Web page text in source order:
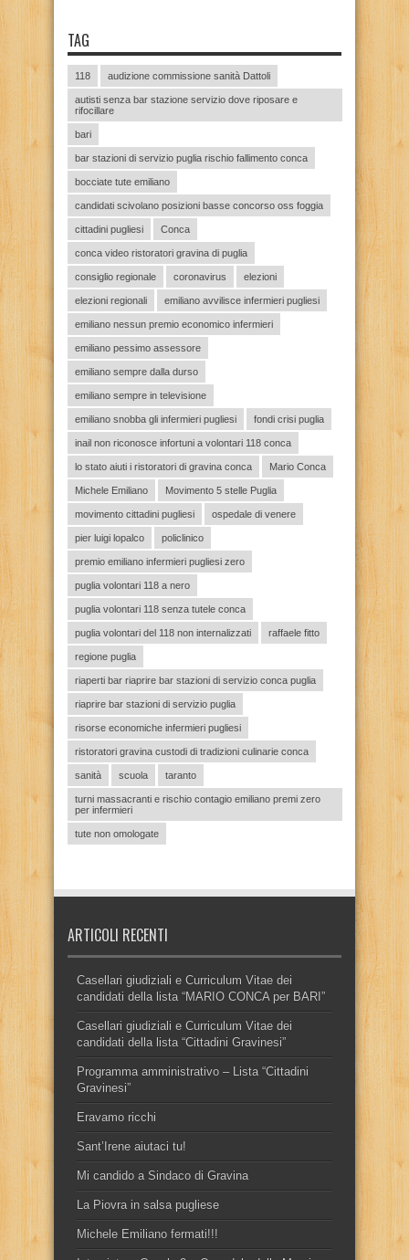
TAG
118 audizione commissione sanità Dattoli
autisti senza bar stazione servizio dove riposare e
rifocillare
bari
bar stazioni di servizio puglia rischio fallimento conca
bocciate tute emiliano
candidati scivolano posizioni basse concorso oss foggia
cittadini pugliesi Conca
conca video ristoratori gravina di puglia
consiglio regionale coronavirus elezioni
elezioni regionali emiliano avvilisce infermieri pugliesi
emiliano nessun premio economico infermieri
emiliano pessimo assessore
emiliano sempre dalla durso
emiliano sempre in televisione
emiliano snobba gli infermieri pugliesi fondi crisi puglia
inail non riconosce infortuni a volontari 118 conca
lo stato aiuti i ristoratori di gravina conca Mario Conca
Michele Emiliano Movimento 5 stelle Puglia
movimento cittadini pugliesi ospedale di venere
pier luigi lopalco policlinico
premio emiliano infermieri pugliesi zero
puglia volontari 118 a nero
puglia volontari 118 senza tutele conca
puglia volontari del 118 non internalizzati raffaele fitto
regione puglia
riaperti bar riaprire bar stazioni di servizio conca puglia
riaprire bar stazioni di servizio puglia
risorse economiche infermieri pugliesi
ristoratori gravina custodi di tradizioni culinarie conca
sanità scuola taranto
turni massacranti e rischio contagio emiliano premi zero
per infermieri
tute non omologate
ARTICOLI RECENTI
Casellari giudiziali e Curriculum Vitae dei
candidati della lista “MARIO CONCA per BARI”
Casellari giudiziali e Curriculum Vitae dei
candidati della lista “Cittadini Gravinesi”
Programma amministrativo – Lista “Cittadini
Gravinesi”
Eravamo ricchi
Sant’Irene aiutaci tu!
Mi candido a Sindaco di Gravina
La Piovra in salsa pugliese
Michele Emiliano fermati!!!